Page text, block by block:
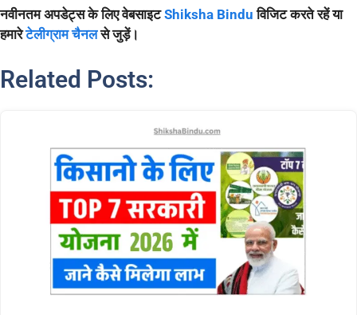
नवीनतम अपडेट्स के लिए वेबसाइटShiksha Bindu विजिट करते रहें या
हमारेटेलीग्राम चैनल से जुड़ें।
Related Posts: